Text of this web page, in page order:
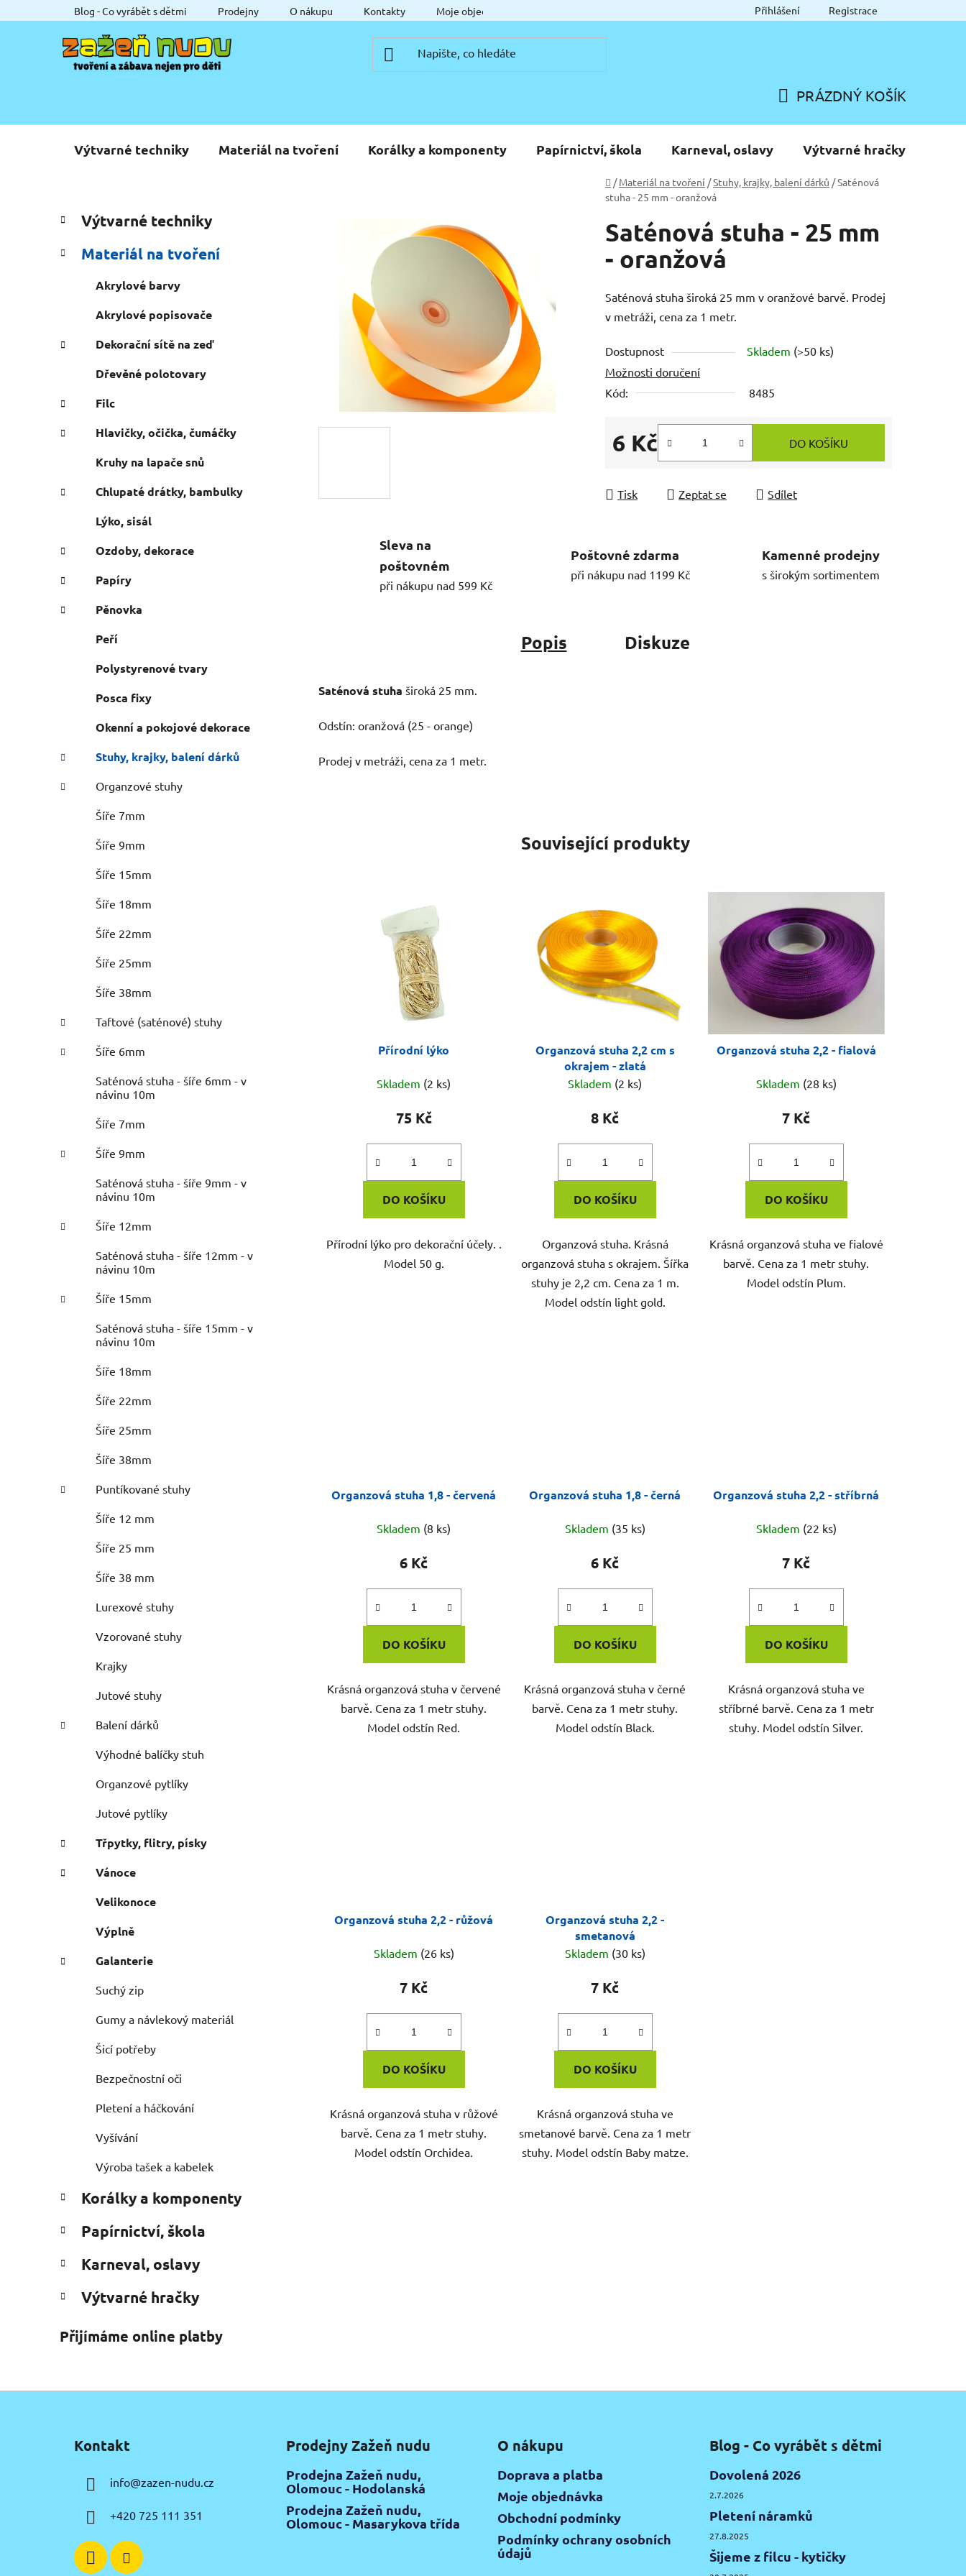
na
Blog - Co vyrábět s dětmi Prodejny O nákupu Kontakty Moje objednávka Přihlášení Registrace
KOŠÍK
PRÁZDNÝ KOŠÍK
Výtvarné techniky Materiál na tvoření Korálky a komponenty Papírnictví, škola Karneval, oslavy Výtvarné hračky
Domů
/ Materiál na tvoření /Stuhy, krajky, balení dárků /Saténová
stuha - 25 mm - oranžová
P
o
s
n
a
e
Přeskočit
kategorie
a
e
e
Výtvarné techniky
Materiál na tvoření
Akrylové barvy
Akrylové popisovače
Dekorační sítě na zeď
Dřevěné polotovary
Filc
Hlavičky, očička, čumáčky
Kruhy na lapače snů
Chlupaté drátky, bambulky
Lýko, sisál
Ozdoby, dekorace
Papíry
Pěnovka
Peří
Polystyrenové tvary
Posca fixy
Okenní a pokojové dekorace
Stuhy, krajky, balení dárků
Organzové stuhy
Šíře 7mm
Šíře 9mm
Šíře 15mm
Šíře 18mm
Šíře 22mm
Šíře 25mm
Šíře 38mm
Taftové (saténové) stuhy
Šíře 6mm
Saténová stuha - šíře 6mm - v
návinu 10m
Šíře 7mm
Šíře 9mm
Saténová stuha - šíře 9mm - v
návinu 10m
Šíře 12mm
Saténová stuha - šíře 12mm - v
návinu 10m
Šíře 15mm
Saténová stuha - šíře 15mm - v
návinu 10m
Šíře 18mm
Šíře 22mm
Šíře 25mm
Šíře 38mm
Puntíkované stuhy
Šíře 12 mm
Šíře 25 mm
Šíře 38 mm
Lurexové stuhy
Vzorované stuhy
Krajky
Jutové stuhy
Balení dárků
Výhodné balíčky stuh
Organzové pytlíky
Jutové pytlíky
Třpytky, flitry, písky
Vánoce
Velikonoce
Výplně
Galanterie
Suchý zip
Gumy a návlekový materiál
Šicí potřeby
Bezpečnostní oči
Pletení a háčkování
Vyšívání
Výroba tašek a kabelek
Korálky a komponenty
Papírnictví, škola
Karneval, oslavy
Výtvarné hračky
Přijímáme online platby
Saténová stuha - 25 mm
- oranžová
Saténová stuha široká 25 mm v oranžové barvě. Prodej
v metráži, cena za 1 metr.
Dostupnost Skladem (>50 ks)
Možnosti doručení
Kód:
8485
6 Kč
Měrná cena:
DO KOŠÍKU
Tisk Zeptat se Sdílet
Sleva na
poštovném
při nákupu nad 599 Kč
Poštovné zdarma
při nákupu nad 1199 Kč
Kamenné prodejny
s širokým sortimentem
Popis Diskuze
Saténová stuha široká 25 mm.
Odstín: oranžová (25 - orange)
Prodej v metráži, cena za 1 metr.
Související produkty
Přírodní lýko
Skladem (2 ks)
75 Kč
DO KOŠÍKU
Přírodní lýko pro dekorační účely. .
Model 50 g.
Organzová stuha 2,2 cm s
okrajem - zlatá
Skladem (2 ks)
8 Kč
DO KOŠÍKU
Organzová stuha. Krásná
organzová stuha s okrajem. Šířka
stuhy je 2,2 cm. Cena za 1 m.
Model odstín light gold.
Organzová stuha 2,2 - fialová
Skladem (28 ks)
7 Kč
DO KOŠÍKU
Krásná organzová stuha ve fialové
barvě. Cena za 1 metr stuhy.
Model odstín Plum.
Organzová stuha 1,8 - červená
Skladem (8 ks)
6 Kč
DO KOŠÍKU
Krásná organzová stuha v červené
barvě. Cena za 1 metr stuhy.
Model odstín Red.
Organzová stuha 1,8 - černá
Skladem (35 ks)
6 Kč
DO KOŠÍKU
Krásná organzová stuha v černé
barvě. Cena za 1 metr stuhy.
Model odstín Black.
Organzová stuha 2,2 - stříbrná
Skladem (22 ks)
7 Kč
DO KOŠÍKU
Krásná organzová stuha ve
stříbrné barvě. Cena za 1 metr
stuhy. Model odstín Silver.
Organzová stuha 2,2 - růžová
Skladem (26 ks)
7 Kč
DO KOŠÍKU
Krásná organzová stuha v růžové
barvě. Cena za 1 metr stuhy.
Model odstín Orchidea.
Organzová stuha 2,2 -
smetanová
Skladem (30 ks)
7 Kč
DO KOŠÍKU
Krásná organzová stuha ve
smetanové barvě. Cena za 1 metr
stuhy. Model odstín Baby matze.
Kontakt
info@zazen-nudu.cz
+420 725 111 351
Prodejny Zažeň nudu
Prodejna Zažeň nudu,
Olomouc - Hodolanská
Prodejna Zažeň nudu,
Olomouc - Masarykova třída
O nákupu
Doprava a platba
Moje objednávka
Obchodní podmínky
Podmínky ochrany osobních
údajů
Blog - Co vyrábět s dětmi
Dovolená 2026
2.7.2026
Pletení náramků
27.8.2025
Šijeme z filcu - kytičky